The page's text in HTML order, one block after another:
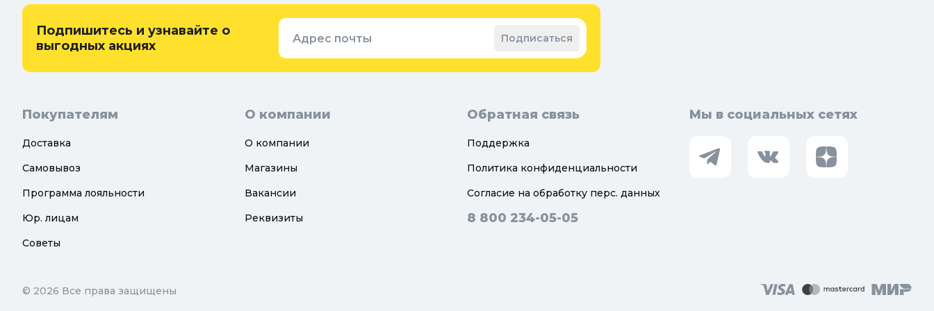
Подпишитесь и узнавайте о
выгодных акциях
Адрес почты Подписаться
Покупателям
Доставка
Самовывоз
Программа лояльности
Юр. лицам
Советы
О компании
О компании
Магазины
Вакансии
Реквизиты
Обратная связь
Поддержка
Политика конфиденциальности
Согласие на обработку перс. данных
8 800 234-05-05
Мы в социальных сетях
© 2026 Все права защищены